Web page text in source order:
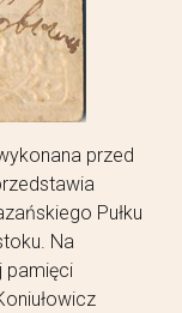
przed
Pułku
Na
pamięci